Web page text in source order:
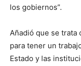
los gobiernos”.
Añadió que se trata
para tener un
Estado y las